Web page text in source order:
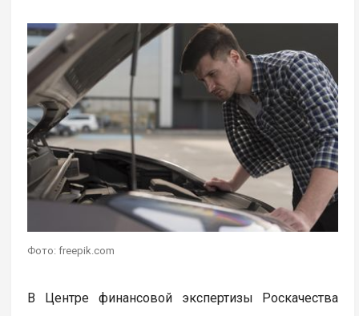
Фото: freepik.com
В Центре финансовой экспертизы Роскачества